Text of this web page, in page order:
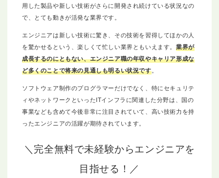
用した製品や新しい技術がさらに開発され続けている状況なの
で、とても動きが活発な業界です。
エンジニアは新しい技術に驚き、その技術を習得してほかの人
を驚かせるという、楽しくて忙しい業界ともいえます。 業界が
成長するのにともない、エンジニア職の年収やキャリア形成な
ど多くのことで将来の見通しも明るい状況です。
ソフトウェア制作のプログラマーだけでなく、特にセキュリテ
ィやネットワークといったITインフラに関連した分野は、国の
事業なども含めて今後非常に注目されていて、高い技術力を持
ったエンジニアの活躍が期待されています。
＼完全無料で未経験からエンジニアを
目指せる！／